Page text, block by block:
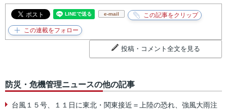
e-mail
投稿・コメント全文を見る
防災・危機管理ニュースの他の記事
台風１５号、１１日に東北・関東接近＝上陸の恐れ、強風大雨注